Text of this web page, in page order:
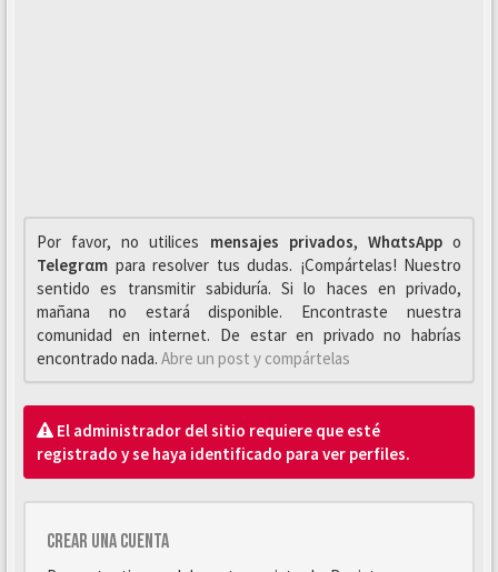
Por favor, no utilices mensajes privados, WhαtsAppo
Telegrαm para resolver tus dudas. ¡Compártelas! Nuestro
sentido es transmitir sabiduría. Si lo haces en privado,
mañana no estará disponible. Encontraste nuestra
comunidad en internet. De estar en privado no habrías
encontrado nada. Abre un post y compártelas
El administrador del sitio requiere que esté
registrado y se haya identificado para ver perfiles.
Crear una cuenta